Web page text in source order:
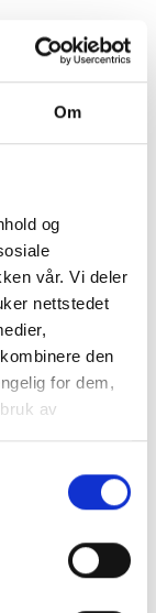
Om
og
vår. Vi deler
nettstedet
den
for dem,
av
occurred (see the